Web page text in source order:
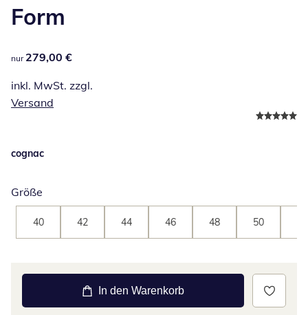
Form
279,00 €
nur 279,00 €
inkl. MwSt. zzgl.
Versand
cognac
Größe
40 42 44 46 48 50
In den Warenkorb